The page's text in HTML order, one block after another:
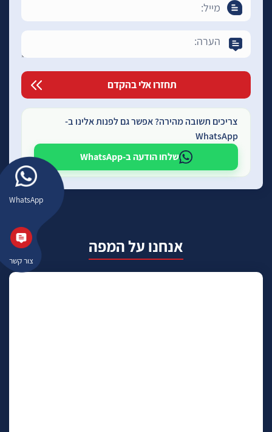
WhatsApp
צור קשר
צריכים תשובה מהירה? אפשר גם לפנות אלינו ב-
WhatsApp
שלחו הודעה ב-WhatsApp
אנחנו על המפה